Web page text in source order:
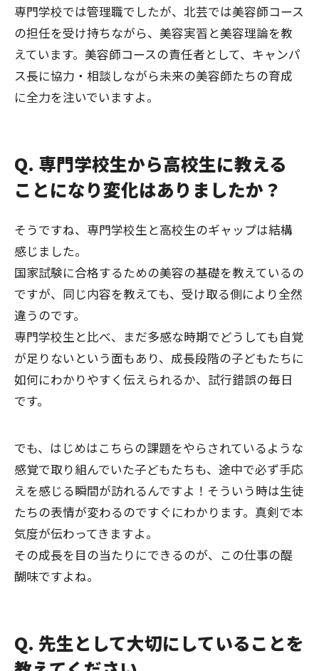
専門学校では管理職でしたが、北芸では美容師コース
の担任を受け持ちながら、美容実習と美容理論を教
えています。美容師コースの責任者として、キャンパ
ス長に協力・相談しながら未来の美容師たちの育成
に全力を注いでいますよ。
Q. 専門学校生から高校生に教える
ことになり変化はありましたか？
そうですね、専門学校生と高校生のギャップは結構
感じました。
国家試験に合格するための美容の基礎を教えているの
ですが、同じ内容を教えても、受け取る側により全然
違うのです。
専門学校生と比べ、まだ多感な時期でどうしても自覚
が足りないという面もあり、成長段階の子どもたちに
如何にわかりやすく伝えられるか、試行錯誤の毎日
です。
でも、はじめはこちらの課題をやらされているような
感覚で取り組んでいた子どもたちも、途中で必ず手応
えを感じる瞬間が訪れるんですよ！そういう時は生徒
たちの表情が変わるのですぐにわかります。真剣で本
気度が伝わってきますよ。
その成長を目の当たりにできるのが、この仕事の醍
醐味ですよね。
Q. 先生として大切にしていることを